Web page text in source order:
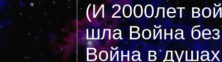
(И 2000лет
шла Война
Война в душах